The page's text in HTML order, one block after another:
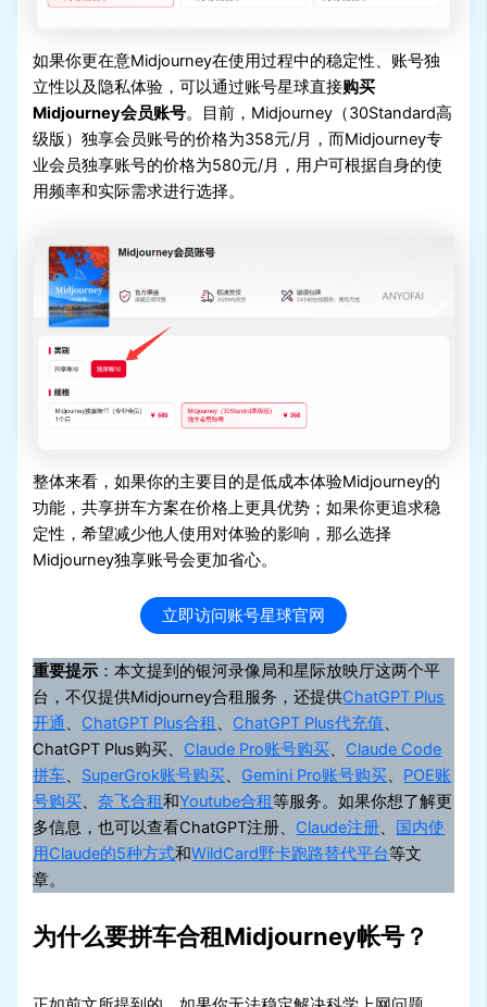
如果你更在意Midjourney在使用过程中的稳定性、账号独
立性以及隐私体验，可以通过账号星球直接购买
Midjourney会员账号。目前，Midjourney（30Standard高
级版）独享会员账号的价格为358元/月，而Midjourney专
业会员独享账号的价格为580元/月，用户可根据自身的使
用频率和实际需求进行选择。
整体来看，如果你的主要目的是低成本体验Midjourney的
功能，共享拼车方案在价格上更具优势；如果你更追求稳
定性，希望减少他人使用对体验的影响，那么选择
Midjourney独享账号会更加省心。
立即访问账号星球官网
重要提示 ：本文提到的银河录像局和星际放映厅这两个平
台，不仅提供Midjourney合租服务，还提供ChatGPT Plus
开通 、 ChatGPT Plus合租 、 ChatGPT Plus代充值、
ChatGPT Plus购买、 Claude Pro账号购买、 Claude Code
拼车、 SuperGrok账号购买、 Gemini Pro账号购买、 POE账
号购买、奈飞合租和Youtube合租等服务。如果你想了解更
多信息，也可以查看ChatGPT注册、 Claude注册、 国内使
用Claude的5种方式和WildCard野卡跑路替代平台等文
章。
为什么要拼车合租Midjourney帐号？